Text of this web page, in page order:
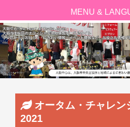
オータム・チャレン
2021